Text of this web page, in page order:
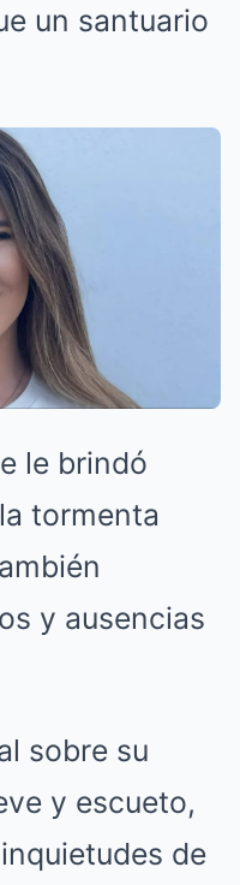
un santuario
le brindó
tormenta
y ausencias
sobre su
y escueto,
de